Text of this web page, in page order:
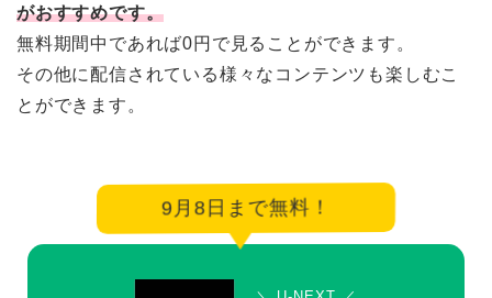
がおすすめです。
無料期間中であれば0円で見ることができます。
その他に配信されている様々なコンテンツも楽しむこ
とができます。
9月8日まで無料！